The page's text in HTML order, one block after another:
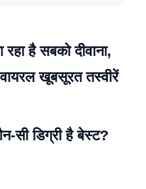
है सबको दीवाना,
खूबसूरत तस्वीरें
डिग्री है बेस्ट?